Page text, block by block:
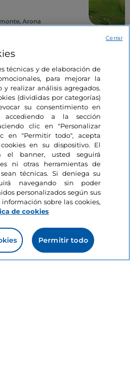
Arona
interesar
Me gusta
en Italia para
técnicas y de elaboración de
para mejorar la
realizar análisis agregados.
(divididas por categorías)
su consentimiento en
accediendo a la sección
clic en "Personalizar
en "Permitir todo", acepta
en su dispositivo. El
el banner, usted seguirá
ni otras herramientas de
técnicas. Si deniega su
navegando sin poder
personalizados según sus
sobre las cookies,
de cookies
Permitir todo
Cerrar